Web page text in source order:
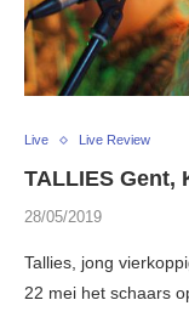
Live Live Review
TALLIES Gent,
28/05/2019
Tallies, jong
22 mei het schaars